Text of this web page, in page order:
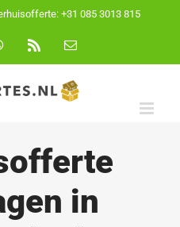
+31 085 3013 815
WhatsApp
E-
in